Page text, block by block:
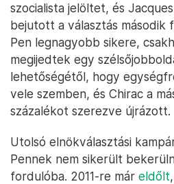
szocialista jelöltet, és
bejutott a választás második
Pen legnagyobb sikere,
megijedtek egy
lehetőségétől, hogy
vele szemben, és Chirac a
százalékot szerezve újrázott.
Utolsó elnökválasztási
Pennek nem sikerült
fordulóba. 2011-re már eldőlt